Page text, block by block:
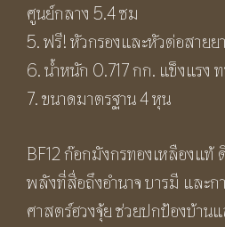
ศูนย์กลาง 5.4 ซม
5. ฟรี! หัวกรองและหัวต่อสายย
6. น้ำหนัก 0.717 กก. แข็งแรง
7. ขนาดมาตรฐาน 4 หุน
BF12 ก๊อกมังกรทองเหลืองแท้
พลังที่สื่อถึงอำนาจ บารมี และก
ศาสตร์ฮวงจุ้ย ช่วยปกป้องบ้าน